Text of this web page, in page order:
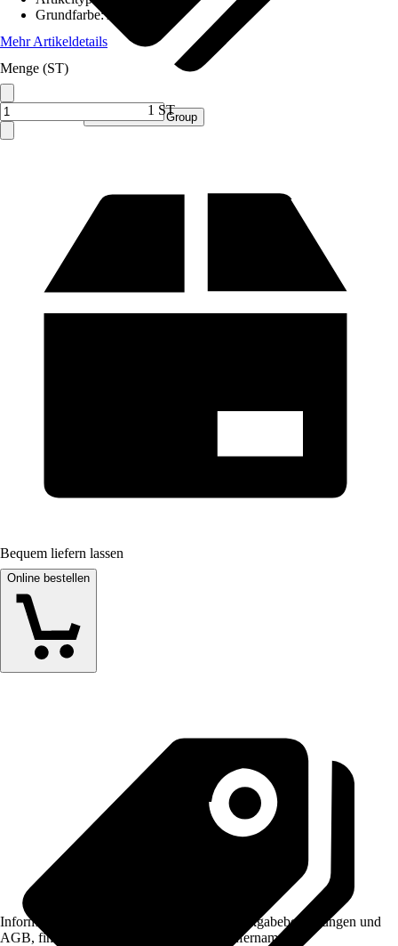
Verkauf durch: Procommerce Group
Grundfarbe:Anthrazit
Mehr Artikeldetails
Menge (ST)
1 ST
Bequem liefern lassen
Online bestellen
Informationen des Verkäufers, wie z. B. Rückgabebedingungen und
AGB, finden Sie bei Klick auf den Verkäufernamen.